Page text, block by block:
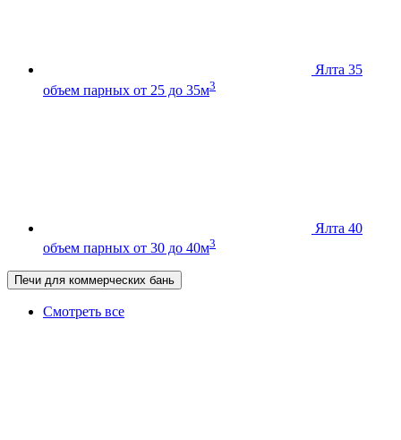
Ялта 35
объем парных от 25 до 35м3
Ялта 40
объем парных от 30 до 40м3
Печи для коммерческих бань
Смотреть все